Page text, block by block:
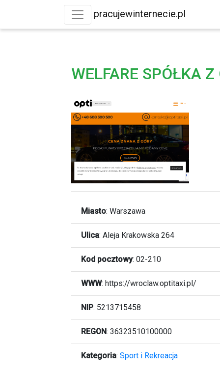
pracujewinternecie.pl
WELFARE SPÓŁKA Z
Miasto: Warszawa
Ulica: Aleja Krakowska 264
Kod pocztowy: 02-210
WWW: https://wroclaw.optitaxi.pl/
NIP: 5213715458
REGON: 36323510100000
Kategoria: Sport i Rekreacja